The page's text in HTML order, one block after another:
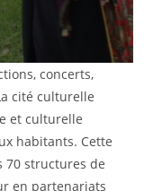
concerts,
cité culturelle
et culturelle
habitants. Cette
70 structures de
en partenariats